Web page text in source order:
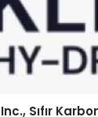
Sıfır